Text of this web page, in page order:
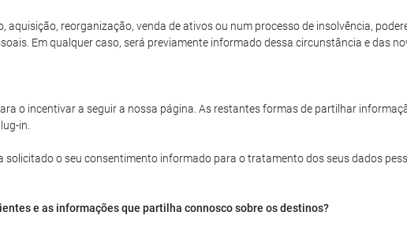
aquisição, reorganização, venda de ativos ou num processo de insolvência,
Em qualquer caso, será previamente informado dessa circunstância e das
o incentivar a seguir a nossa página. As restantes formas de partilhar
in.
solicitado o seu consentimento informado para o tratamento dos seus dados
e as informações que partilha connosco sobre os destinos?